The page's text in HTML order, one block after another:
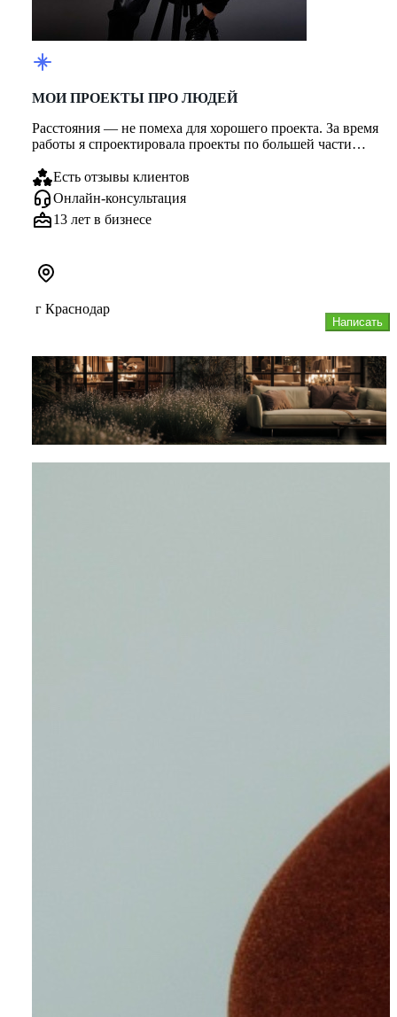
МОИ ПРОЕКТЫ ПРО ЛЮДЕЙ
Расстояния — не помеха для хорошего проекта. За время
работы я спроектировала проекты по большей части
Есть отзывы клиентов
Онлайн-консультация
13 лет в бизнесе
Написать
г Краснодар